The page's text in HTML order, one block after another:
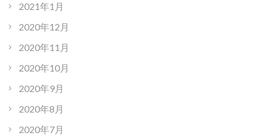
2021年1月
2020年12月
2020年11月
2020年10月
2020年9月
2020年8月
2020年7月